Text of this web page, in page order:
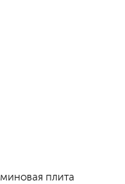
плита